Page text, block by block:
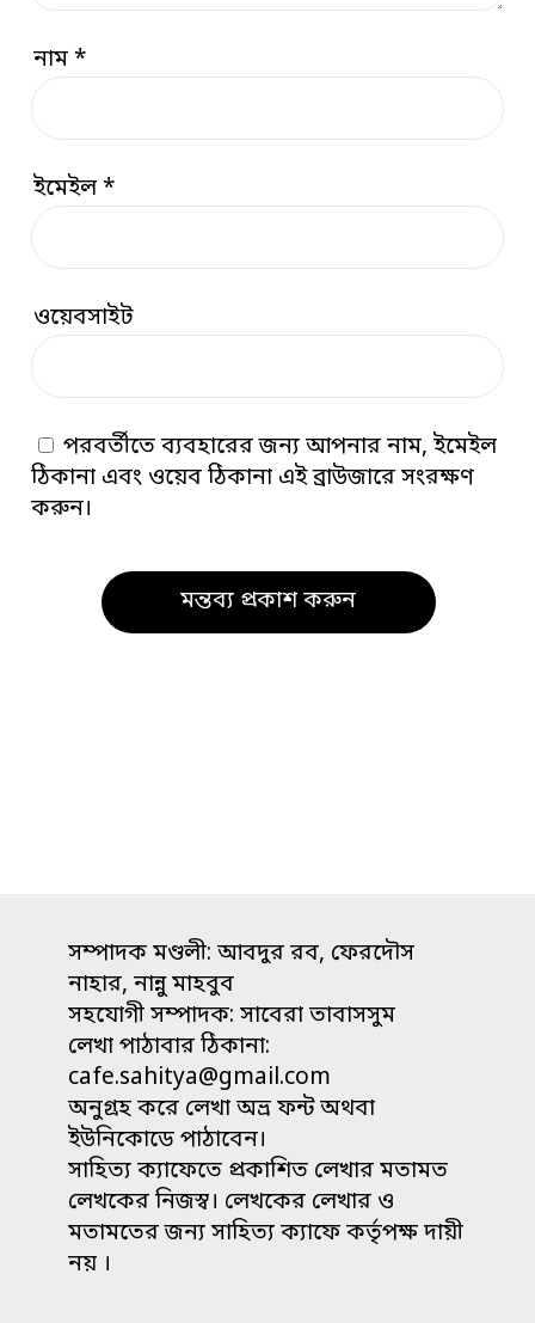
নাম*
ইমেইল*
ওয়েবসাইট
পরবর্তীতে ব্যবহারের জন্য আপনার নাম, ইমেইল
ঠিকানা এবং ওয়েব ঠিকানা এই ব্রাউজারে সংরক্ষণ
করুন।
সম্পাদক মণ্ডলী: আবদুর রব, ফেরদৌস
নাহার, নান্নু মাহবুব
সহযোগী সম্পাদক: সাবেরা তাবাসসুম
লেখা পাঠাবার ঠিকানা:
cafe.sahitya@gmail.com
অনুগ্রহ করে লেখা অভ্র ফন্ট অথবা
ইউনিকোডে পাঠাবেন।
সাহিত্য ক্যাফেতে প্রকাশিত লেখার মতামত
লেখকের নিজস্ব। লেখকের লেখার ও
মতামতের জন্য সাহিত্য ক্যাফে কর্তৃপক্ষ দায়ী
নয় ।